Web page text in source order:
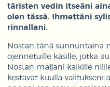
täristen vedin itseäni
olen tässä. Ihmettäni
rinnallani.
Nostan tänä sunnuntaina
ojennetuille käsille, jotka
Nostan maljani kaikille
kestävät kuulla valitukseni